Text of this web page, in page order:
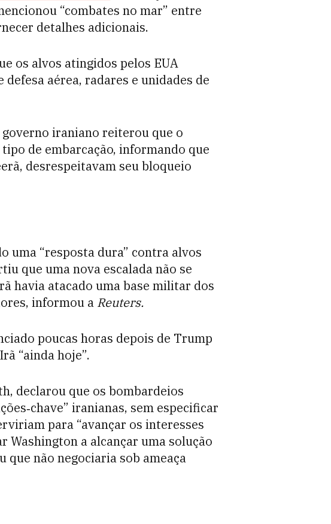
“combates no mar” entre
detalhes adicionais.
os alvos atingidos pelos EUA
aérea, radares e unidades de
governo iraniano reiterou que o
de embarcação, informando que
desrespeitavam seu bloqueio
uma “resposta dura” contra alvos
que uma nova escalada não se
havia atacado uma base militar dos
informou a Reuters.
poucas horas depois de Trump
“ainda hoje”.
declarou que os bombardeios
iranianas, sem especificar
para “avançar os interesses
Washington a alcançar uma solução
que não negociaria sob ameaça